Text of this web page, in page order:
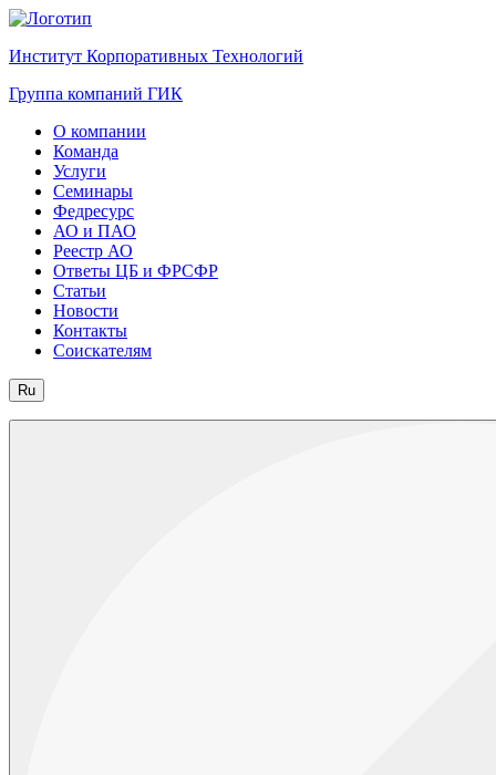
Институт Корпоративных Технологий
Группа компаний ГИК
О компании
Команда
Услуги
Семинары
Федресурс
АО и ПАО
Реестр АО
Ответы ЦБ и ФРСФР
Статьи
Новости
Контакты
Соискателям
Ru